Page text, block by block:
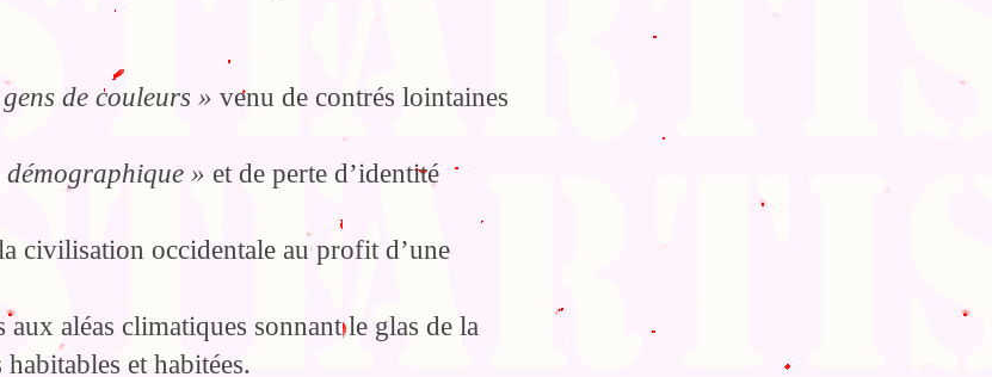
de couleurs » venu de contrés lointaines
» et de perte d’identité
civilisation occidentale au profit d’une
aléas climatiques sonnant le glas de la
et habitées.